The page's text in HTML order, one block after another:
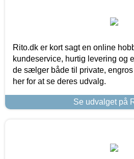
Rito.dk er kort sagt en online
kundeservice, hurtig levering og
de sælger både til private,
her for at se deres udvalg.
Se udvalget på